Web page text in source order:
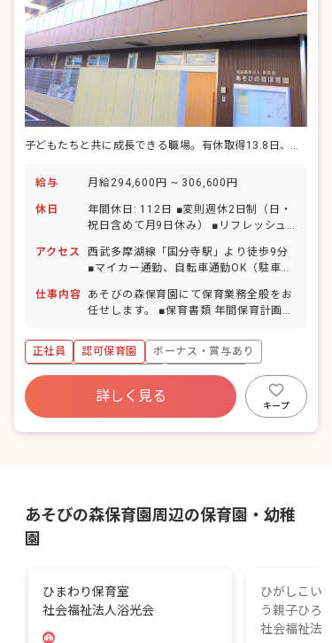
子どもたちと共に成長できる職場。有休取得13.8日、産休復帰率100％
給与 月給294,600円 ~ 306,600円
休日
年間休日: 112日 ■変則週休2日制（日・
祝日含めて月9日休み） ■リフレッシュ
（12/29～1/3） ■有給休暇（半日単
位・1時間単位での取得可） ※2024年度
の有休取得平均13.8日間 ■傷病休暇、特
別休暇（入職半年以内でも利用可能） ■
率・復帰率100％） ※お子様の体調不良
や行事による遅刻・早退・欠席の相談も
可能です。
アクセス
西武多摩湖線「国分寺駅」より徒歩9分
■マイカー通勤、自転車通勤OK（駐車場
仕事内容
あそびの森保育園にて保育業務全般をお
任せします。 ■保育書類 年間保育計画、
の書類は主にパソコンで作成していま
す。苦手な人でも先輩が教えてくれるの
で安心です。 ■行事計画 年度初めに担当
が決まります。計画的に行事を進められ
ます。わからないことは先輩や前年度の
計画を確認して参考にします。毎年同じ
その日の行事や来客、共有事項が書いて
正社員 認可保育園
ボーナス・賞与あり
寮・住宅・家賃補助あり
社会保険完備
福利厚生充実
残業少なめ
詳しく見る
キープ
あそびの森保育園周辺の保育園・幼稚
園
ひまわり保育室
社会福祉法人浴光会
ひがしこい
う親子ひろば
社会福祉法